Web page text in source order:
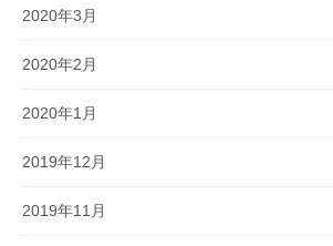
2020年3月
2020年2月
2020年1月
2019年12月
2019年11月